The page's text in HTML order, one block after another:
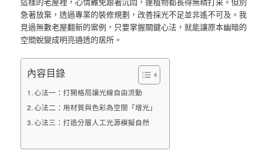
急著放棄，透過專業的裝修規劃，改善採光不足並非遙不可及。我
見過無數老屋翻新的案例，只要掌握關鍵心法，就能讓原本幽暗的
空間蛻變成明亮通透的居所。
內容目錄
心法一：打開格局讓光線自由流動
心法二：用材質與色彩為空間「增光」
心法三：打造分層人工光源模擬自然